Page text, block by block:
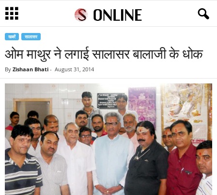
खबरें सालासर
ओम माथुर ने लगाई सालासर बालाजी के धोक
By Zishaan Bhati - August 31, 2014